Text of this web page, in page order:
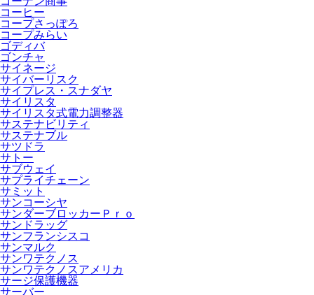
コーヒー
コープさっぽろ
コープみらい
ゴディバ
ゴンチャ
サイネージ
サイバーリスク
サイプレス・スナダヤ
サイリスタ
サイリスタ式電力調整器
サステナビリティ
サステナブル
サツドラ
サトー
サブウェイ
サプライチェーン
サミット
サンコーシヤ
サンダーブロッカーＰｒｏ
サンドラッグ
サンフランシスコ
サンマルク
サンワテクノス
サンワテクノスアメリカ
サージ保護機器
サーバー